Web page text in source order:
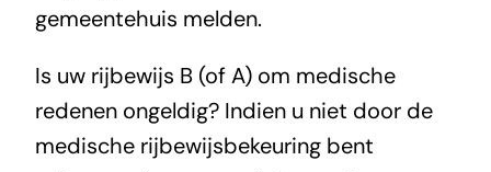
gemeentehuis melden.
Is uw rijbewijs B (of A) om medische
redenen ongeldig? Indien u niet door de
medische rijbewijsbekeuring bent